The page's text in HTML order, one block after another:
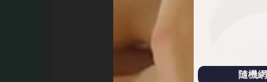
隨機